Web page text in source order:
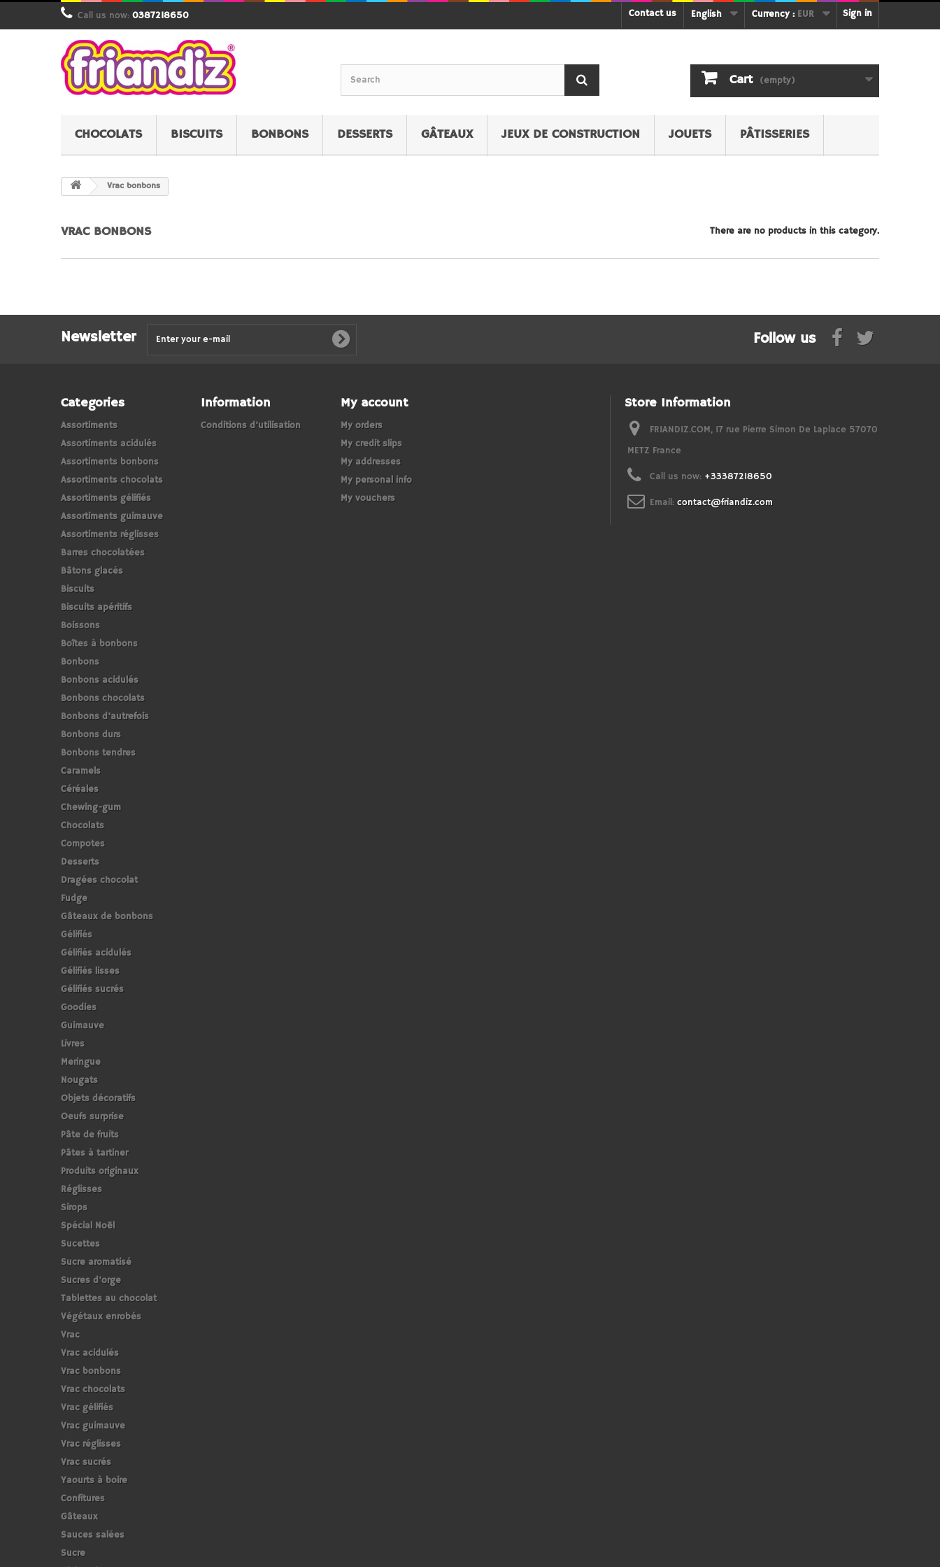
Sign in
Currency : EUR
English
Contact us
Call us now: 0387218650
Cart (empty)
CHOCOLATS BISCUITS BONBONS DESSERTS GÂTEAUX JEUX DE CONSTRUCTION JOUETS PÂTISSERIES
Vrac bonbons
VRAC BONBONS There are no products in this category.
Newsletter Follow us
Categories
Assortiments
Assortiments acidulés
Assortiments bonbons
Assortiments chocolats
Assortiments gélifiés
Assortiments guimauve
Assortiments réglisses
Barres chocolatées
Bâtons glacés
Biscuits
Biscuits apéritifs
Boissons
Boîtes à bonbons
Bonbons
Bonbons acidulés
Bonbons chocolats
Bonbons d'autrefois
Bonbons durs
Bonbons tendres
Caramels
Céréales
Chewing-gum
Chocolats
Compotes
Desserts
Dragées chocolat
Fudge
Gâteaux de bonbons
Gélifiés
Gélifiés acidulés
Gélifiés lisses
Gélifiés sucrés
Goodies
Guimauve
Livres
Meringue
Nougats
Objets décoratifs
Oeufs surprise
Pâte de fruits
Pâtes à tartiner
Produits originaux
Réglisses
Sirops
Spécial Noël
Sucettes
Sucre aromatisé
Sucres d'orge
Tablettes au chocolat
Végétaux enrobés
Vrac
Vrac acidulés
Vrac bonbons
Vrac chocolats
Vrac gélifiés
Vrac guimauve
Vrac réglisses
Vrac sucrés
Yaourts à boire
Confitures
Gâteaux
Sauces salées
Sucre
Information
Conditions d'utilisation
My account
My orders
My credit slips
My addresses
My personal info
My vouchers
Store Information
FRIANDIZ.COM, 17 rue Pierre Simon De Laplace 57070
METZ France
Call us now: +33387218650
Email: contact@friandiz.com